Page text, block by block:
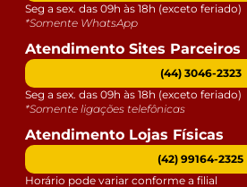
Seg a sex. das 09h às 18h (exceto feriado)
*Somente WhatsApp
Atendimento Sites Parceiros
(44) 3046-2323
Seg a sex. das 09h às 18h (exceto feriado)
*Somente ligações telefônicas
Atendimento Lojas Físicas
(42) 99164-2325
Horário pode variar conforme a filial